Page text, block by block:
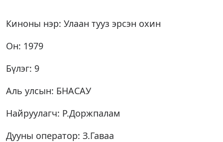
Киноны нэр: Улаан тууз эрсэн охин
Он: 1979
Бүлэг: 9
Аль улсын: БНАСАУ
Найруулагч: Р.Доржпалам
Дууны оператор: З.Гаваа